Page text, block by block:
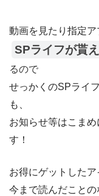
動画を見たり指定
SPライフが貰
るので
せっかくのSPライ
も、
お知らせ等はこま
す！
お得にゲットした
今まで読んだことの